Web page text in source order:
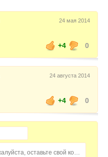
24 мая 2014
+4
0
24 августа 2014
+4
0
Домохозяйка, пожалуйста, оставьте свой комментарий...